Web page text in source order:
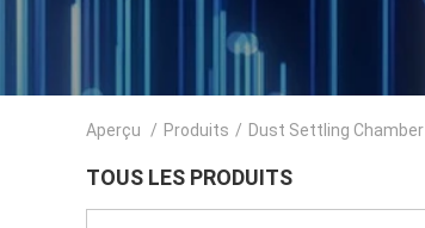
Aperçu / Produits / Dust Settling Chamber
TOUS LES PRODUITS